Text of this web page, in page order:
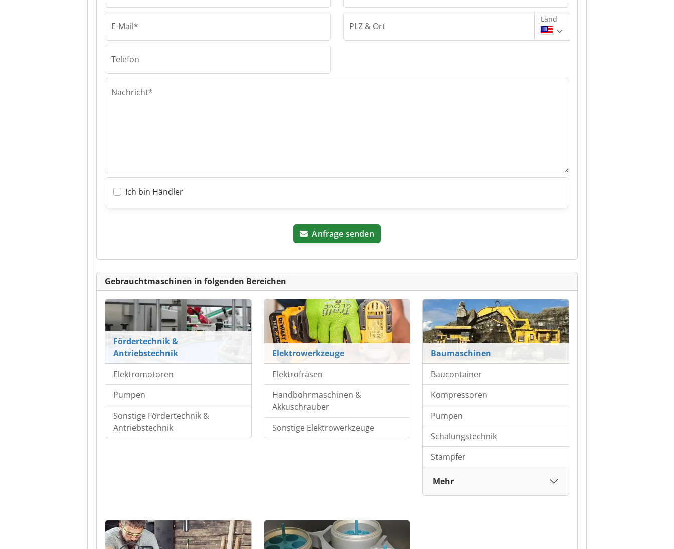
Trading BV
E-Mail*
Telefon
PLZ & Ort
Land
Nachricht*
Ich bin Händler
Anfrage senden
Gebrauchtmaschinen in folgenden Bereichen
Fördertechnik &
Antriebstechnik
Elektromotoren
Pumpen
Sonstige Fördertechnik &
Antriebstechnik
Elektrowerkzeuge
Elektrofräsen
Handbohrmaschinen &
Akkuschrauber
Sonstige Elektrowerkzeuge
Baumaschinen
Baucontainer
Kompressoren
Pumpen
Schalungstechnik
Stampfer
Mehr